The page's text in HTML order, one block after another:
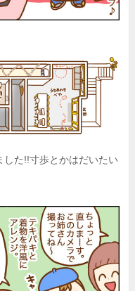
した!!寸歩とかはだいたい